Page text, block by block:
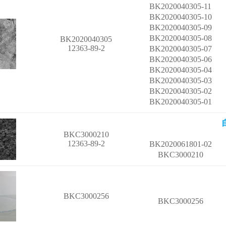
BK2020040305
12363-89-2
BK2020040305-11
BK2020040305-10
BK2020040305-09
BK2020040305-08
BK2020040305-07
BK2020040305-06
BK2020040305-04
BK2020040305-03
BK2020040305-02
BK2020040305-01
BKC3000210
12363-89-2
BK2020061801-02
BKC3000210
BKC3000256
BKC3000256